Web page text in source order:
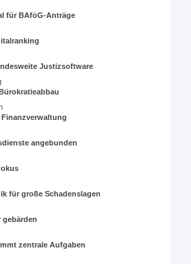
für BAföG-Anträge
Justizsoftware
angebunden
für große Schadenslagen
gebärden
zentrale Aufgaben